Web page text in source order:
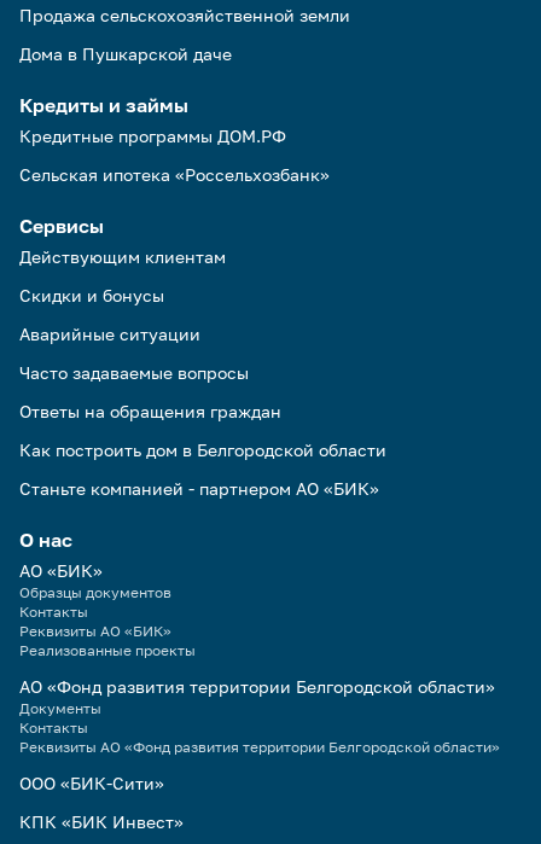
Продажа сельскохозяйственной земли
Дома в Пушкарской даче
Кредиты и займы
Кредитные программы ДОМ.РФ
Сельская ипотека «Россельхозбанк»
Сервисы
Действующим клиентам
Скидки и бонусы
Аварийные ситуации
Часто задаваемые вопросы
Ответы на обращения граждан
Как построить дом в Белгородской области
Станьте компанией - партнером АО «БИК»
О нас
АО «БИК»
Образцы документов
Контакты
Реквизиты АО «БИК»
Реализованные проекты
АО «Фонд развития территории Белгородской области»
Документы
Контакты
Реквизиты АО «Фонд развития территории Белгородской области»
ООО «БИК-Сити»
КПК «БИК Инвест»